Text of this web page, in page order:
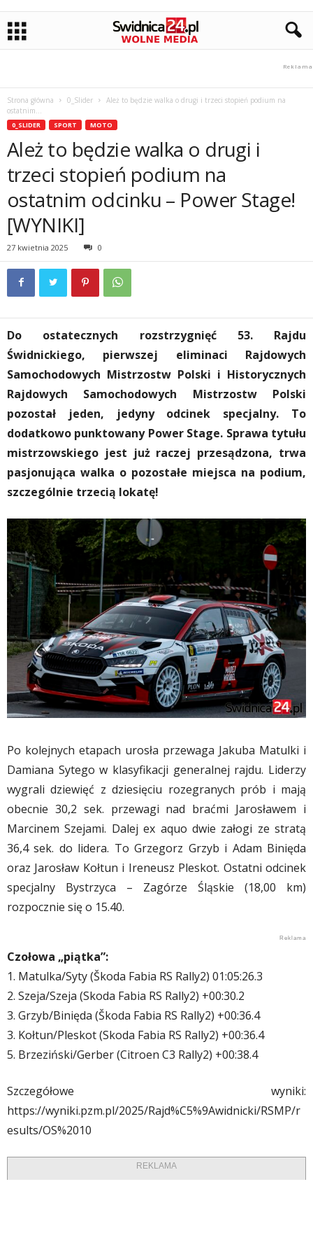
Strona główna 0_Slider
Ależ to będzie walka o drugi i trzeci stopień podium na
ostatnim...
0_SLIDER SPORT MOTO
Ależ to będzie walka o drugi i
trzeci stopień podium na
ostatnim odcinku – Power Stage!
[WYNIKI]
27 kwietnia 2025 0
Do ostatecznych rozstrzygnięć 53. Rajdu
Świdnickiego, pierwszej eliminaci Rajdowych
Samochodowych Mistrzostw Polski i Historycznych
Rajdowych Samochodowych Mistrzostw Polski
pozostał jeden, jedyny odcinek specjalny. To
dodatkowo punktowany Power Stage. Sprawa tytułu
mistrzowskiego jest już raczej przesądzona, trwa
pasjonująca walka o pozostałe miejsca na podium,
szczególnie trzecią lokatę!
Po kolejnych etapach urosła przewaga Jakuba Matulki i
Damiana Sytego w klasyfikacji generalnej rajdu. Liderzy
wygrali dziewięć z dziesięciu rozegranych prób i mają
obecnie 30,2 sek. przewagi nad braćmi Jarosławem i
Marcinem Szejami. Dalej ex aquo dwie załogi ze stratą
36,4 sek. do lidera. To Grzegorz Grzyb i Adam Binięda
oraz Jarosław Kołtun i Ireneusz Pleskot. Ostatni odcinek
specjalny Bystrzyca – Zagórze Śląskie (18,00 km)
rozpocznie się o 15.40.
Czołowa „piątka”:
1. Matulka/Syty (Škoda Fabia RS Rally2) 01:05:26.3
2. Szeja/Szeja (Skoda Fabia RS Rally2) +00:30.2
3. Grzyb/Binięda (Škoda Fabia RS Rally2) +00:36.4
3. Kołtun/Pleskot (Skoda Fabia RS Rally2) +00:36.4
5. Brzeziński/Gerber (Citroen C3 Rally2) +00:38.4
Szczegółowe wyniki:
https://wyniki.pzm.pl/2025/Rajd%C5%9Awidnicki/RSMP/r
esults/OS%2010
REKLAMA